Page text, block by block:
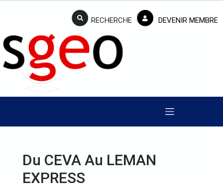
RECHERCHE DEVENIR MEMBRE
Du CEVA Au LEMAN
EXPRESS